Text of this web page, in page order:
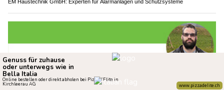
EM Haustechnik GmbH: Experten für Alarmanlagen und Schutzsysteme